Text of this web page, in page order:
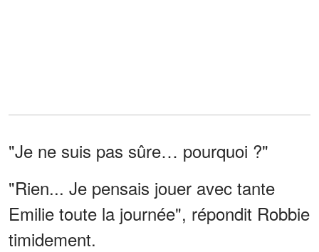
"Je ne suis pas sûre… pourquoi ?"
"Rien... Je pensais jouer avec tante
Emilie toute la journée", répondit Robbie
timidement.